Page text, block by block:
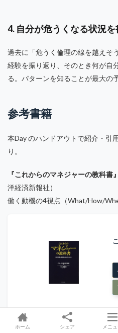
4. 自分が危うくなる状況
過去に「危うく倫理の線を越えそ
経験を振り返り、そのとき何が自
る。パターンを知ることが最大の
参考書籍
本Day のハンドアウトで紹介・引
り。
『これからのマネジャーの教科書』
洋経済新報社）
働く動機の4視点（What/How/
『キャリア・アンカー』 エドガ
ホーム シェア メニ